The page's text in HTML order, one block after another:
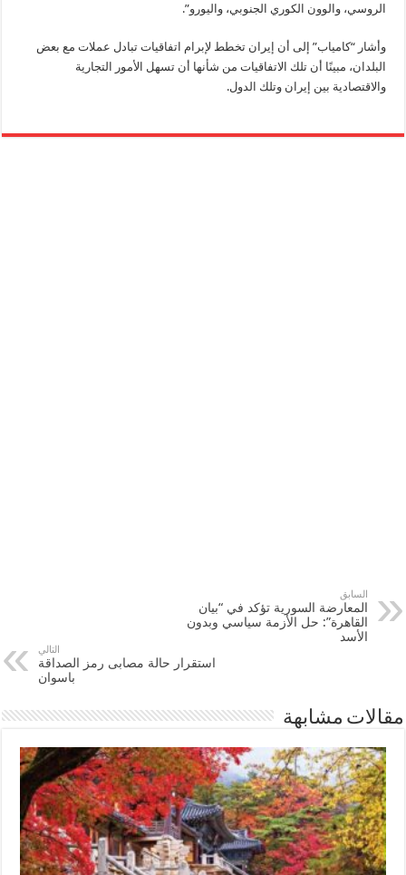
الروسي، والوون الكوري الجنوبي، واليورو”.
وأشار “كامياب” إلى أن إيران تخطط لإبرام اتفاقيات تبادل عملات مع بعض
البلدان، مبينًا أن تلك الاتفاقيات من شأنها أن تسهل الأمور التجارية
والاقتصادية بين إيران وتلك الدول.
السابق
المعارضة السورية تؤكد في “بيان
القاهرة”: حل الأزمة سياسي وبدون
الأسد
التالي
استقرار حالة مصابى رمز الصداقة
باسوان
مقالات مشابهة